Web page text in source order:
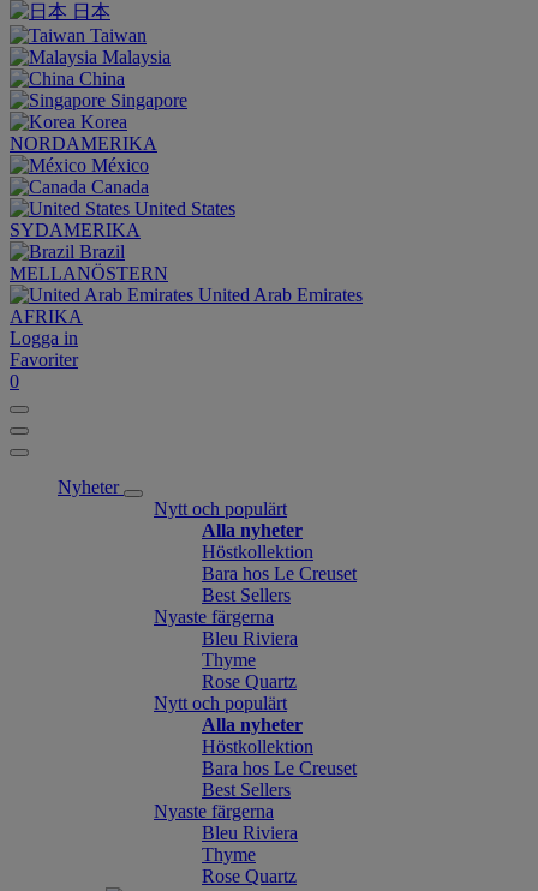
日本
Taiwan
Malaysia
China
Singapore
Korea
NORDAMERIKA
México
Canada
United States
SYDAMERIKA
Brazil
MELLANÖSTERN
United Arab Emirates
AFRIKA
Logga in
Favoriter
0
Nyheter
Nytt och populärt
Alla nyheter
Höstkollektion
Bara hos Le Creuset
Best Sellers
Nyaste färgerna
Bleu Riviera
Thyme
Rose Quartz
Nytt och populärt
Alla nyheter
Höstkollektion
Bara hos Le Creuset
Best Sellers
Nyaste färgerna
Bleu Riviera
Thyme
Rose Quartz